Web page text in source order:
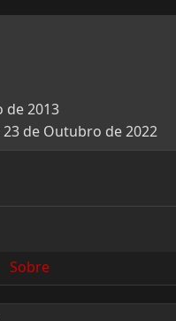
de 2013
23 de Outubro de 2022
Sobre